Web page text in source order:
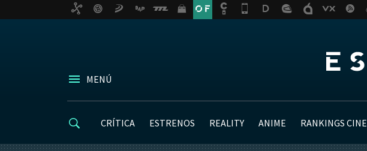
MENÚ
CRÍTICA ESTRENOS REALITY ANIME RANKINGS CINE